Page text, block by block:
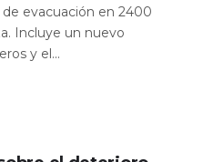
de evacuación en 2400
Incluye un nuevo
y el...